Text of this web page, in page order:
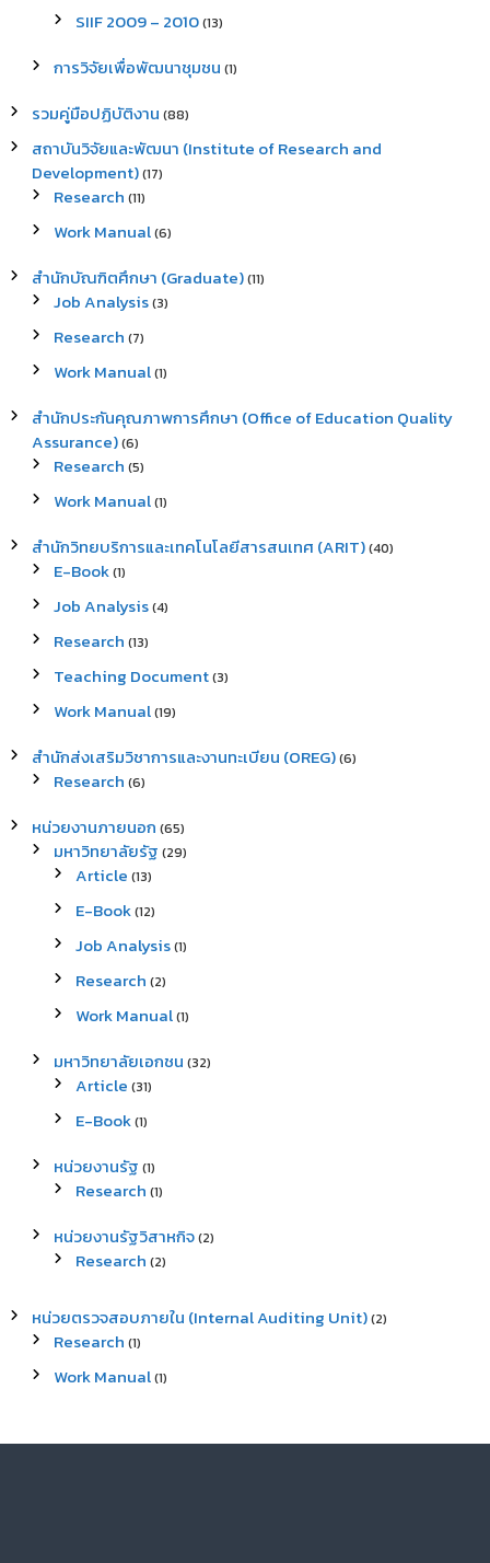
SIIF 2009 – 2010(13)
การวิจัยเพื่อพัฒนาชุมชน (1)
รวมคู่มือปฏิบัติงาน (88)
สถาบันวิจัยและพัฒนา (Institute of Research and
Development)(17)
Research (11)
Work Manual(6)
สำนักบัณฑิตศึกษา (Graduate)(11)
Job Analysis(3)
Research (7)
Work Manual(1)
สำนักประกันคุณภาพการศึกษา (Office of Education Quality
Assurance)(6)
Research (5)
Work Manual(1)
สำนักวิทยบริการและเทคโนโลยีสารสนเทศ (ARIT)(40)
E-Book(1)
Job Analysis(4)
Research (13)
Teaching Document(3)
Work Manual(19)
สำนักส่งเสริมวิชาการและงานทะเบียน (OREG)(6)
Research (6)
หน่วยงานภายนอก (65)
มหาวิทยาลัยรัฐ (29)
Article (13)
E-Book(12)
Job Analysis(1)
Research (2)
Work Manual(1)
มหาวิทยาลัยเอกชน (32)
Article (31)
E-Book(1)
หน่วยงานรัฐ (1)
Research (1)
หน่วยงานรัฐวิสาหกิจ(2)
Research (2)
หน่วยตรวจสอบภายใน (Internal Auditing Unit)(2)
Research (1)
Work Manual(1)